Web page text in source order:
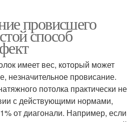
провисшего
способ
имеет вес, который может
незначительное провисание.
потолка практически не
с действующими нормами,
от диагонали. Например, если